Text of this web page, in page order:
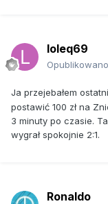
loleq69
Opublikowano
Ja przejebałem
postawić 100 zł na
3 minuty po czasie.
wygrał spokojnie 2:1.
Ronaldo